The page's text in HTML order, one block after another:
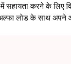
सहायता करने के लिए
लोड के साथ अपने